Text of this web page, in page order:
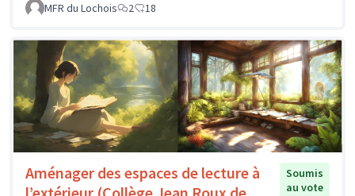
MFR du Lochois
2 18
Aménager des espaces de lecture à
Soumis
au vote